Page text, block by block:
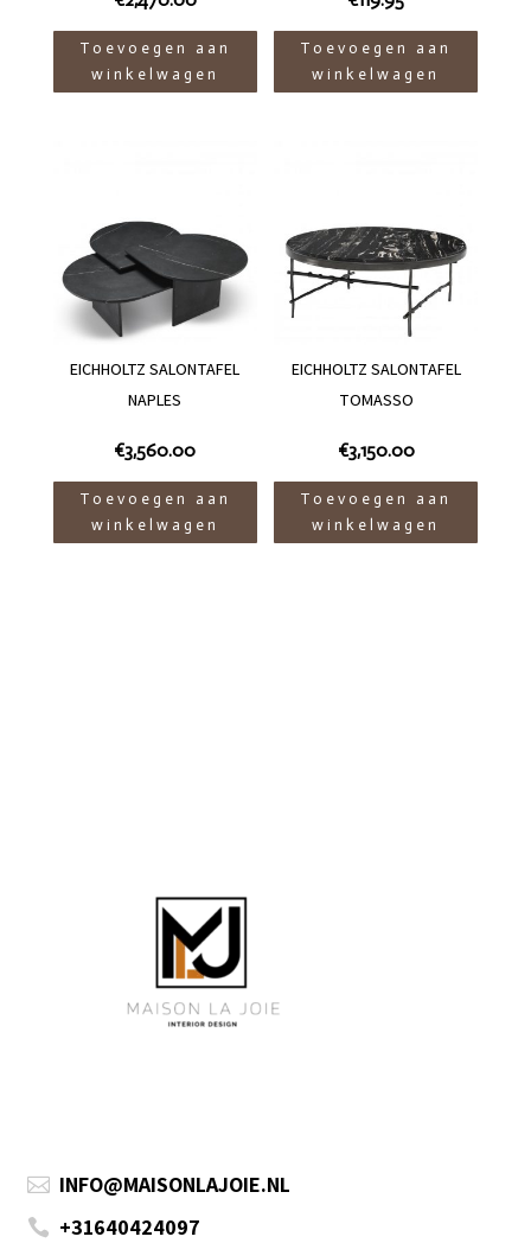
Toevoegen aan
winkelwagen
Toevoegen aan
winkelwagen
EICHHOLTZ SALONTAFEL
NAPLES
€3,560.00
Toevoegen aan
winkelwagen
EICHHOLTZ SALONTAFEL
TOMASSO
€3,150.00
Toevoegen aan
winkelwagen
 INFO@MAISONLAJOIE.NL
 +31640424097